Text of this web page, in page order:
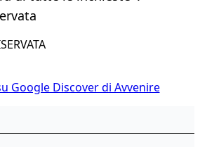
Google Discover di Avvenire